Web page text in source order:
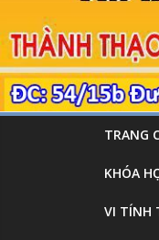
TRANG
KHÓA
VI TÍNH